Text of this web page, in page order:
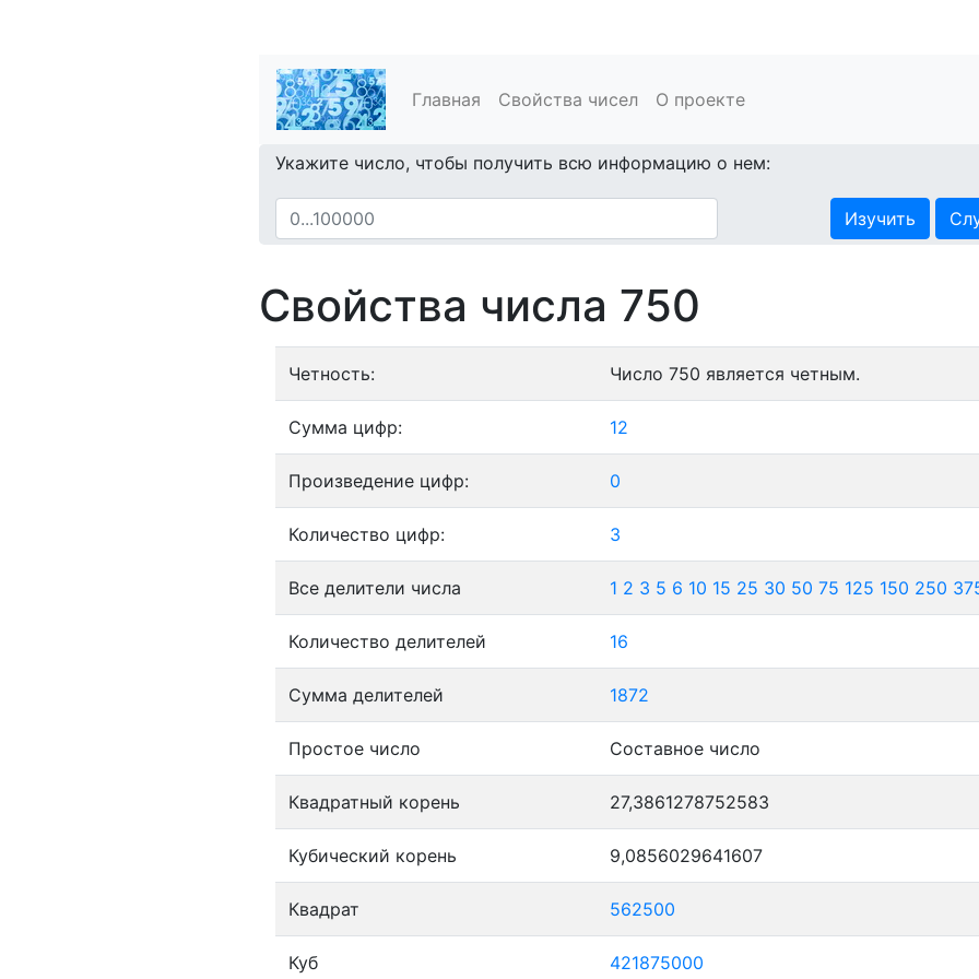
Главная Свойства чисел О проекте
Укажите число, чтобы получить всю информацию о нем:
Изучить
Свойства числа 750
Четность: Число 750 является четным.
Сумма цифр: 12
Произведение цифр: 0
Количество цифр: 3
Все делители числа 1 2 3 5 6 10 15 25 30 50 75 125 150 250
Количество делителей 16
Сумма делителей 1872
Простое число Составное число
Квадратный корень 27,3861278752583
Кубический корень 9,0856029641607
Квадрат 562500
Куб 421875000